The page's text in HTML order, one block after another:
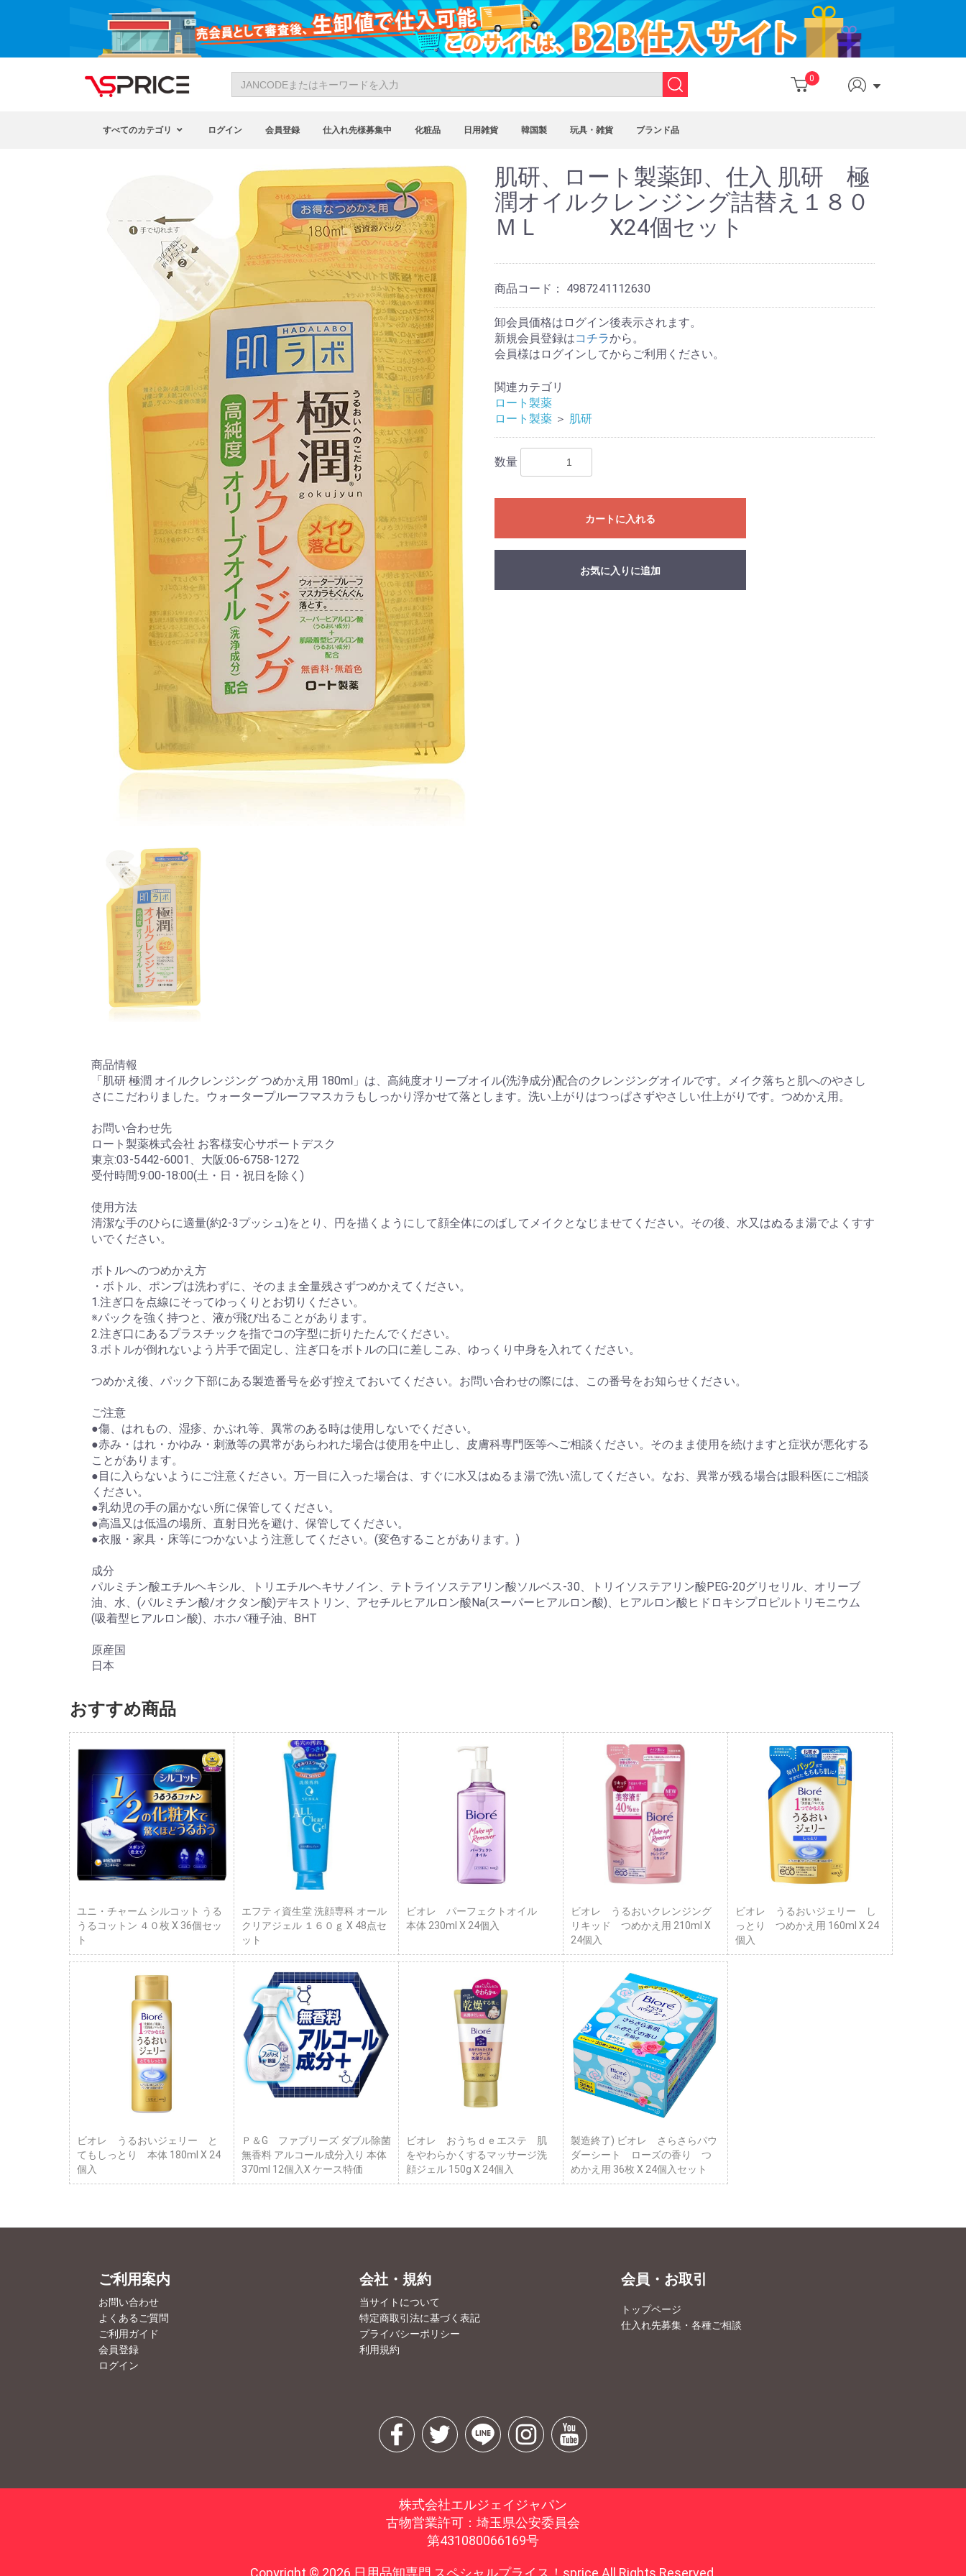
0
すべてのカテゴリ ログイン 会員登録 仕入れ先様募集中 化粧品 日用雑貨 韓国製 玩具・雑貨 ブランド品
肌研、ロート製薬卸、仕入 肌研 極
潤オイルクレンジング詰替え１８０
ＭＬ X24個セット
商品コード： 4987241112630
卸会員価格はログイン後表示されます。
新規会員登録はコチラから。
会員様はログインしてからご利用ください。
関連カテゴリ
ロート製薬
ロート製薬 ＞ 肌研
数量
カートに入れる
お気に入りに追加
商品情報
「肌研 極潤 オイルクレンジング つめかえ用 180ml」は、高純度オリーブオイル(洗浄成分)配合のクレンジングオイルです。メイク落ちと肌へのやさし
さにこだわりました。ウォータープルーフマスカラもしっかり浮かせて落とします。洗い上がりはつっぱさずやさしい仕上がりです。つめかえ用。
お問い合わせ先
ロート製薬株式会社 お客様安心サポートデスク
東京:03-5442-6001、大阪:06-6758-1272
受付時間:9:00-18:00(土・日・祝日を除く)
使用方法
清潔な手のひらに適量(約2-3プッシュ)をとり、円を描くようにして顔全体にのばしてメイクとなじませてください。その後、水又はぬるま湯でよくすす
いでください。
ボトルへのつめかえ方
・ボトル、ポンプは洗わずに、そのまま全量残さずつめかえてください。
1.注ぎ口を点線にそってゆっくりとお切りください。
※パックを強く持つと、液が飛び出ることがあります。
2.注ぎ口にあるプラスチックを指でコの字型に折りたたんでください。
3.ボトルが倒れないよう片手で固定し、注ぎ口をボトルの口に差しこみ、ゆっくり中身を入れてください。
つめかえ後、パック下部にある製造番号を必ず控えておいてください。お問い合わせの際には、この番号をお知らせください。
ご注意
●傷、はれもの、湿疹、かぶれ等、異常のある時は使用しないでください。
●赤み・はれ・かゆみ・刺激等の異常があらわれた場合は使用を中止し、皮膚科専門医等へご相談ください。そのまま使用を続けますと症状が悪化する
ことがあります。
●目に入らないようにご注意ください。万一目に入った場合は、すぐに水又はぬるま湯で洗い流してください。なお、異常が残る場合は眼科医にご相談
ください。
●乳幼児の手の届かない所に保管してください。
●高温又は低温の場所、直射日光を避け、保管してください。
●衣服・家具・床等につかないよう注意してください。(変色することがあります。)
成分
パルミチン酸エチルヘキシル、トリエチルヘキサノイン、テトライソステアリン酸ソルベス-30、トリイソステアリン酸PEG-20グリセリル、オリーブ
油、水、(パルミチン酸/オクタン酸)デキストリン、アセチルヒアルロン酸Na(スーパーヒアルロン酸)、ヒアルロン酸ヒドロキシプロピルトリモニウム
(吸着型ヒアルロン酸)、ホホバ種子油、BHT
原産国
日本
おすすめ商品
ユニ・チャーム シルコット うる
うるコットン ４０枚 X 36個セッ
ト
エフティ資生堂 洗顔専科 オール
クリアジェル １６０ｇ X 48点セ
ット
ビオレ パーフェクトオイル
本体 230ml X 24個入
ビオレ うるおいクレンジング
リキッド つめかえ用 210ml X
24個入
ビオレ うるおいジェリー し
っとり つめかえ用 160ml X 24
個入
ビオレ うるおいジェリー と
てもしっとり 本体 180ml X 24
個入
Ｐ＆G ファブリーズ ダブル除菌
無香料 アルコール成分入り 本体
370ml 12個入X ケース特価
ビオレ おうちｄｅエステ 肌
をやわらかくするマッサージ洗
顔ジェル 150g X 24個入
製造終了) ビオレ さらさらパウ
ダーシート ローズの香り つ
めかえ用 36枚 X 24個入セット
ご利用案内
お問い合わせ
よくあるご質問
ご利用ガイド
会員登録
ログイン
会社・規約
当サイトについて
特定商取引法に基づく表記
プライバシーポリシー
利用規約
会員・お取引
トップページ
仕入れ先募集・各種ご相談
株式会社エルジェイジャパン
古物営業許可：埼玉県公安委員会
第431080066169号